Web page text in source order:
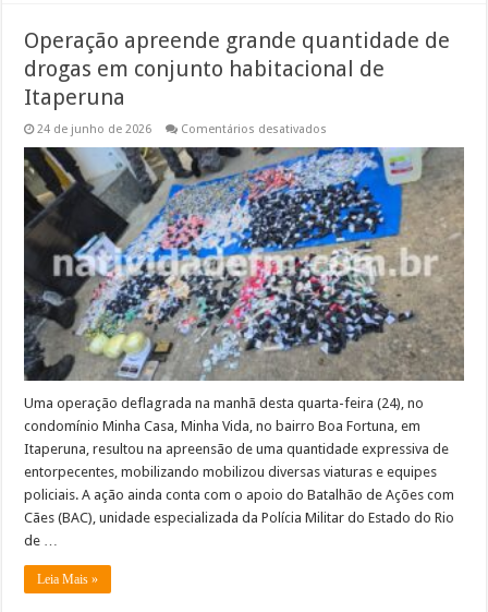
Operação apreende grande quantidade de
drogas em conjunto habitacional de
Itaperuna
24 de junho de 2026 Comentários desativados
apreende
grande
quantidade
de
drogas
em
conjunto
habitacional
de
Itaperuna
Uma operação deflagrada na manhã desta quarta-feira (24), no
condomínio Minha Casa, Minha Vida, no bairro Boa Fortuna, em
Itaperuna, resultou na apreensão de uma quantidade expressiva de
entorpecentes, mobilizando mobilizou diversas viaturas e equipes
policiais. A ação ainda conta com o apoio do Batalhão de Ações com
Cães (BAC), unidade especializada da Polícia Militar do Estado do Rio
de …
Leia Mais »